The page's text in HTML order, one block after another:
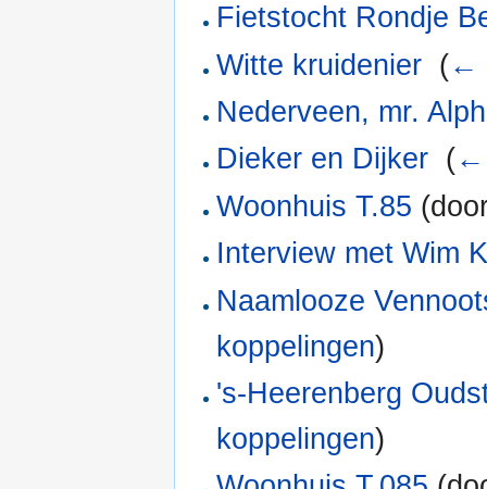
Fietstocht Rondje
Witte kruidenier (←
Nederveen, mr.
Dieker en Dijker (←
Woonhuis T.85
Interview met Wim
Naamlooze
koppelingen)
's-Heerenberg
koppelingen)